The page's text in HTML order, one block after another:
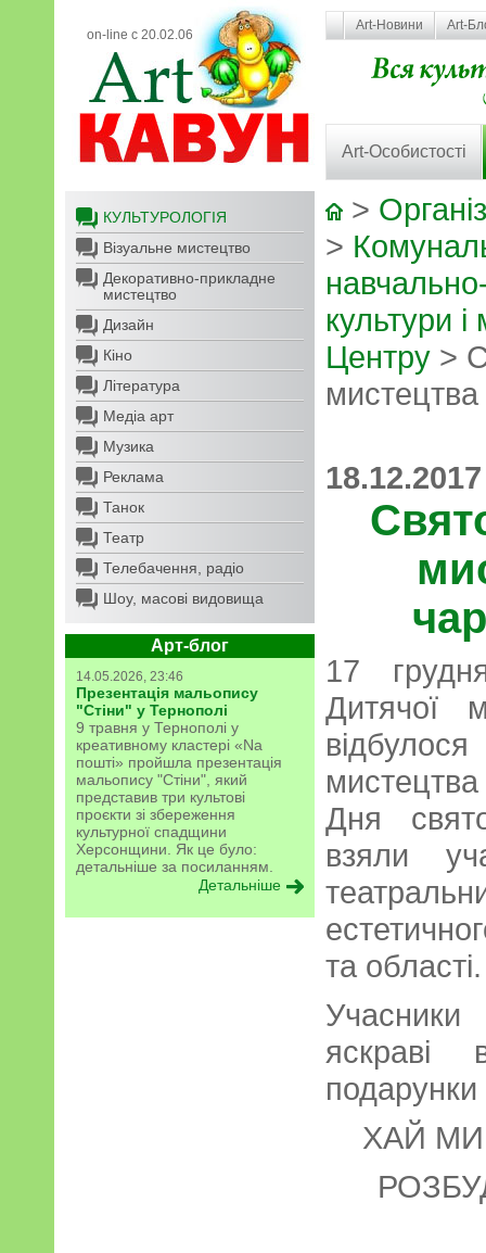
on-line с 20.02.06
Art-Новини Art-
Art-Особистості
КУЛЬТУРОЛОГІЯ
Візуальне мистецтво
Декоративно-прикладне
мистецтво
Дизайн
Кіно
Література
Медіа арт
Музика
Реклама
Танок
Театр
Телебачення, радіо
Шоу, масові видовища
Арт-блог
14.05.2026, 23:46
Презентація мальопису
"Стіни" у Тернополі
9 травня у Тернополі у
креативному кластері «Na
пошті» пройшла презентація
мальопису "Стіни", який
представив три культові
проєкти зі збереження
культурної спадщини
Херсонщини. Як це було:
детальніше за посиланням.
Детальніше
>
>
культури
Центру >
мистецтва
17
Дня
взяли
та області.
яскраві
подарунки
ХАЙ